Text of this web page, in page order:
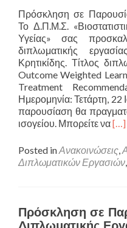
Πρόσκληση σε
Το Δ.Π.Μ.Σ.
Υγείας» σας
διπλωματικής
Κρητικίδης. Τίτλος
Outcome Weighted
Treatment
Ημερομηνία: Τετάρτη,
παρουσίαση θα
ισογείου. Μπορείτε ναRead
22
[…]
Posted inΑνακοινώσεις,
Διπλωματικών Εργασιών,
Πρόσκληση σε